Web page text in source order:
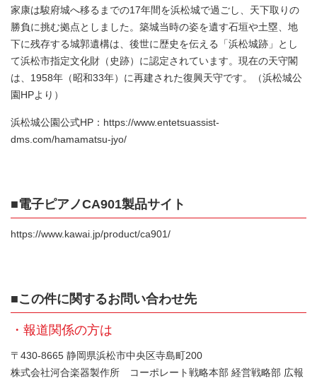
家康は駿府城へ移るまでの17年間を浜松城で過ごし、天下取りの
勝負に挑む拠点としました。築城当時の姿を遺す石垣や土塁、地
下に残存する城郭遺構は、後世に歴史を伝える「浜松城跡」とし
て浜松市指定文化財（史跡）に認定されています。現在の天守閣
は、1958年（昭和33年）に再建された復興天守です。（浜松城公
園HPより）
浜松城公園公式HP： https://www.entetsuassist-
dms.com/hamamatsu-jyo/
■電子ピアノCA901製品サイト
https://www.kawai.jp/product/ca901/
■この件に関するお問い合わせ先
・報道関係の方は
〒430-8665 静岡県浜松市中央区寺島町200
株式会社河合楽器製作所 コーポレート戦略本部 経営戦略部 広報